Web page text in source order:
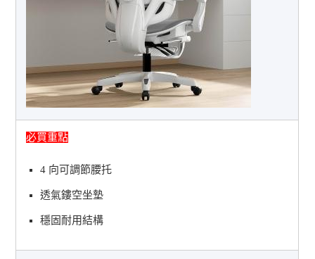
必買重點
4 向可調節腰托
透氣鏤空坐墊
穩固耐用結構